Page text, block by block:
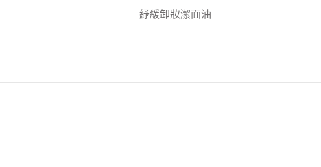
紓緩卸妝潔面油